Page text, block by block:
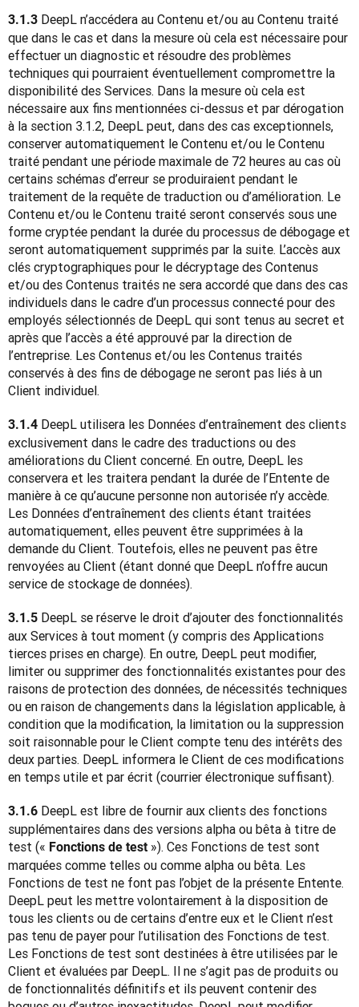
3.1.3 DeepL n’accédera au Contenu et/ou au Contenu traité
que dans le cas et dans la mesure où cela est nécessaire pour
effectuer un diagnostic et résoudre des problèmes
techniques qui pourraient éventuellement compromettre la
disponibilité des Services. Dans la mesure où cela est
nécessaire aux fins mentionnées ci-dessus et par dérogation
à la section 3.1.2, DeepL peut, dans des cas exceptionnels,
conserver automatiquement le Contenu et/ou le Contenu
traité pendant une période maximale de 72 heures au cas où
certains schémas d’erreur se produiraient pendant le
traitement de la requête de traduction ou d’amélioration. Le
Contenu et/ou le Contenu traité seront conservés sous une
forme cryptée pendant la durée du processus de débogage et
seront automatiquement supprimés par la suite. L’accès aux
clés cryptographiques pour le décryptage des Contenus
et/ou des Contenus traités ne sera accordé que dans des cas
individuels dans le cadre d’un processus connecté pour des
employés sélectionnés de DeepL qui sont tenus au secret et
après que l’accès a été approuvé par la direction de
l’entreprise. Les Contenus et/ou les Contenus traités
conservés à des fins de débogage ne seront pas liés à un
Client individuel.
3.1.4 DeepL utilisera les Données d’entraînement des clients
exclusivement dans le cadre des traductions ou des
améliorations du Client concerné. En outre, DeepL les
conservera et les traitera pendant la durée de l’Entente de
manière à ce qu’aucune personne non autorisée n’y accède.
Les Données d’entraînement des clients étant traitées
automatiquement, elles peuvent être supprimées à la
demande du Client. Toutefois, elles ne peuvent pas être
renvoyées au Client (étant donné que DeepL n’offre aucun
service de stockage de données).
3.1.5 DeepL se réserve le droit d’ajouter des fonctionnalités
aux Services à tout moment (y compris des Applications
tierces prises en charge). En outre, DeepL peut modifier,
limiter ou supprimer des fonctionnalités existantes pour des
raisons de protection des données, de nécessités techniques
ou en raison de changements dans la législation applicable, à
condition que la modification, la limitation ou la suppression
soit raisonnable pour le Client compte tenu des intérêts des
deux parties. DeepL informera le Client de ces modifications
en temps utile et par écrit (courrier électronique suffisant).
3.1.6 DeepL est libre de fournir aux clients des fonctions
supplémentaires dans des versions alpha ou bêta à titre de
test (« Fonctions de test »). Ces Fonctions de test sont
marquées comme telles ou comme alpha ou bêta. Les
Fonctions de test ne font pas l’objet de la présente Entente.
DeepL peut les mettre volontairement à la disposition de
tous les clients ou de certains d’entre eux et le Client n’est
pas tenu de payer pour l’utilisation des Fonctions de test.
Les Fonctions de test sont destinées à être utilisées par le
Client et évaluées par DeepL. Il ne s’agit pas de produits ou
de fonctionnalités définitifs et ils peuvent contenir des